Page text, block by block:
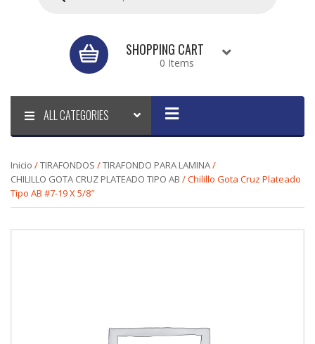
SHOPPING CART
0 Items
ALL CATEGORIES
Inicio /TIRAFONDOS /TIRAFONDO PARA LAMINA/
CHILILLO GOTA CRUZ PLATEADO TIPO AB / Chilillo Gota Cruz Plateado
Tipo AB #7-19 X 5/8″